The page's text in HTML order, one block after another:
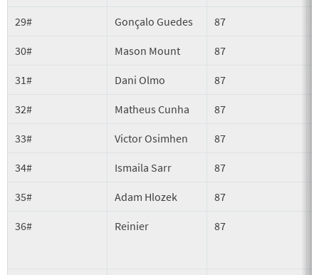
29# Gonçalo Guedes 87
30# Mason Mount 87
31# Dani Olmo 87
32# Matheus Cunha 87
33# Victor Osimhen 87
34# Ismaila Sarr 87
35# Adam Hlozek 87
36# Reinier 87